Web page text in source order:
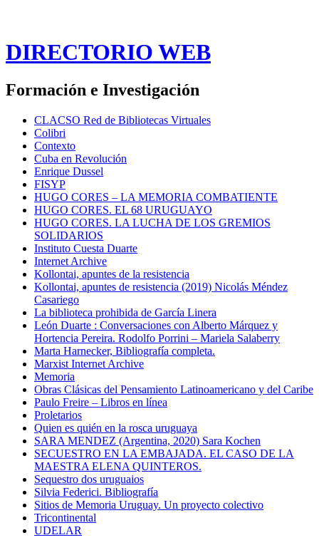
DIRECTORIO WEB
Formación e Investigación
CLACSO Red de Bibliotecas Virtuales
Colibri
Contexto
Cuba en Revolución
Enrique Dussel
FISYP
HUGO CORES – LA MEMORIA COMBATIENTE
HUGO CORES. EL 68 URUGUAYO
HUGO CORES. LA LUCHA DE LOS GREMIOS
SOLIDARIOS
Instituto Cuesta Duarte
Internet Archive
Kollontai, apuntes de la resistencia
Kollontai, apuntes de resistencia (2019) Nicolás Méndez
Casariego
La biblioteca prohibida de García Linera
León Duarte : Conversaciones con Alberto Márquez y
Hortencia Pereira. Rodolfo Porrini – Mariela Salaberry
Marta Harnecker, Bibliografía completa.
Marxist Internet Archive
Memoria
Obras Clásicas del Pensamiento Latinoamericano y del Caribe
Paulo Freire – Libros en línea
Proletarios
Quien es quién en la rosca uruguaya
SARA MENDEZ (Argentina, 2020) Sara Kochen
SECUESTRO EN LA EMBAJADA. EL CASO DE LA
MAESTRA ELENA QUINTEROS.
Sequestro dos uruguaios
Silvia Federici. Bibliografía
Sitios de Memoria Uruguay. Un proyecto colectivo
Tricontinental
UDELAR